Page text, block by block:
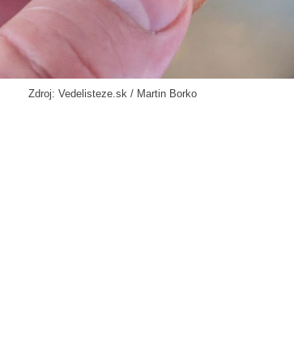
Zdroj: Vedelisteze.sk / Martin Borko